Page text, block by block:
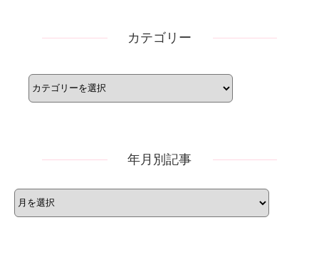
カテゴリー
年月別記事